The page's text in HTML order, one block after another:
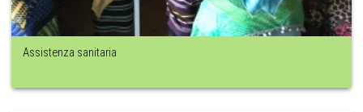
Assistenza sanitaria